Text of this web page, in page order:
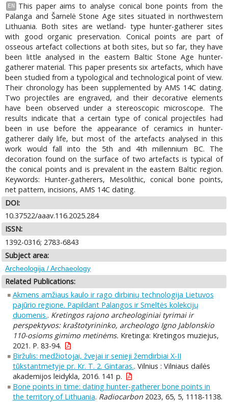
EN
This paper aims to analyse conical bone points from the
Palanga and Šarnelė Stone Age sites situated in northwestern
Lithuania. Both sites are wetland- type hunter-gatherer sites
with good organic preservation. Conical points are part of
osseous artefact collections at both sites, but so far, they have
been little analysed in the eastern Baltic Stone Age hunter-
gatherer material. This paper presents six artefacts, which have
been studied from a typological and technological point of view.
Their chronology has been supplemented by AMS 14C dating.
Two projectiles are engraved, and their decorative elements
have been observed under a stereoscopic microscope. The
results indicate that a certain type of conical projectiles had
been in use before the appearance of ceramics in hunter-
gatherer daily life, but most of the artefacts analysed in this
work would fall into the 5th and 4th millennium BC. The
decoration found on the surface of two artefacts is typical of
the conical points and is prevalent in the eastern Baltic region.
Keywords: Hunter-gatherers, Mesolithic, conical bone points,
net pattern, incisions, AMS 14C dating.
DOI:
10.37522/aaav.116.2025.284
ISSN:
1392-0316; 2783-6843
Subject area:
Archeologija / Archaeology
Related Publications:
Akmens amžiaus kaulo ir rago dirbinių technologija Lietuvos
pajūrio regione. Papildant Palangos ir Smeltės kolekcijų
duomenis.. Kretingos rajono archeologiniai tyrimai ir
perspektyvos: kraštotyrininko, archeologo Igno Jablonskio
110-osioms gimimo metinėms. Kretinga: Kretingos muziejus,
2021. P. 83-94.
Biržulis: medžiotojai, žvejai ir senieji žemdirbiai X-II
tūkstantmetyje pr. Kr. T. 2. Gintaras.. Vilnius : Vilniaus dailės
akademijos leidykla, 2016. 141 p.
Bone points in time: dating hunter-gatherer bone points in
the territory of Lithuania. Radiocarbon2023, 65, 5, 1118-1138.